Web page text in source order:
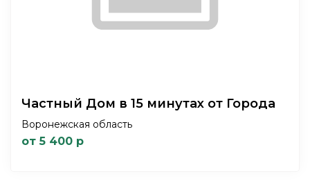
Частный Дом в 15 минутах от Города
Воронежская область
от 5 400 р